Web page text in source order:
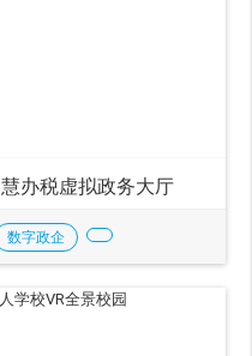
办税虚拟政务大厅
数字政企